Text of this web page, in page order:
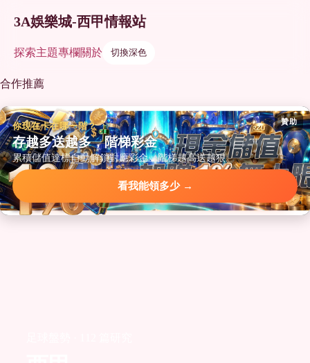
3A娛樂城-西甲情報站
探索主題專欄關於 切換深色
合作推薦
贊助
你現在卡在哪一階？
存越多送越多，階梯彩金
累積儲值達標自動解鎖對應彩金，階梯越高送越狠。
看我能領多少 →